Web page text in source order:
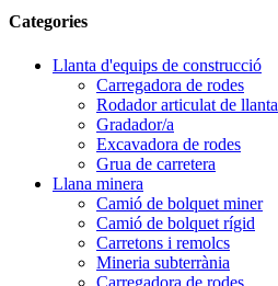
Categories
Llanta d'equips de construcció
Carregadora de rodes
Rodador articulat de llanta
Gradador/a
Excavadora de rodes
Grua de carretera
Llana minera
Camió de bolquet miner
Camió de bolquet rígid
Carretons i remolcs
Mineria subterrània
Carregadora de rodes